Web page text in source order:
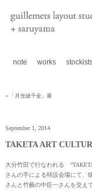
note works
« 「月光値千金」展
September 1, 2014
TAKETA ART
大分竹田で行なわれる
さんの手による特設会場にて、
さんと竹藝の中臣一さんを交え